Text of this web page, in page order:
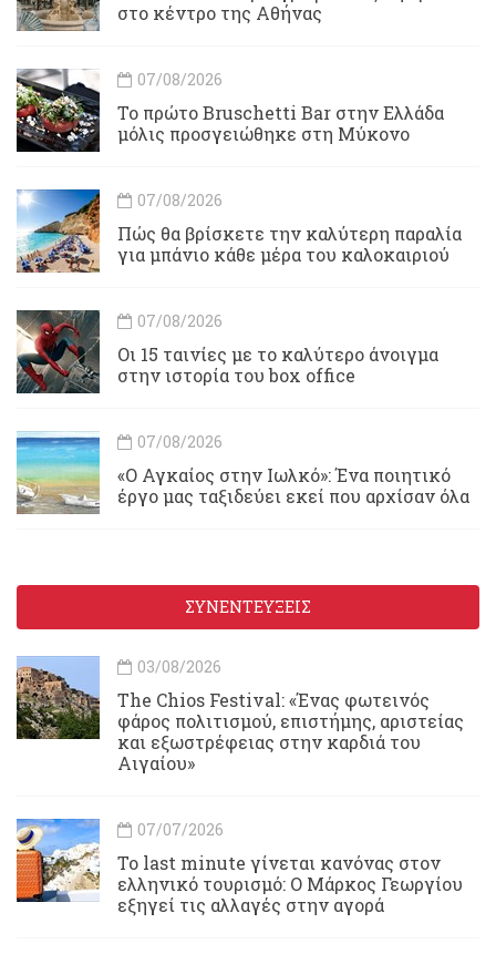
στο κέντρο της Αθήνας
07/08/2026
Το πρώτο Bruschetti Bar στην Ελλάδα
μόλις προσγειώθηκε στη Μύκονο
07/08/2026
Πώς θα βρίσκετε την καλύτερη παραλία
για μπάνιο κάθε μέρα του καλοκαιριού
07/08/2026
Οι 15 ταινίες με το καλύτερο άνοιγμα
στην ιστορία του box office
07/08/2026
«Ο Αγκαίος στην Ιωλκό»: Ένα ποιητικό
έργο μας ταξιδεύει εκεί που αρχίσαν όλα
ΣΥΝΕΝΤΕΥΞΕΙΣ
03/08/2026
Τhe Chios Festival: «Ένας φωτεινός
φάρος πολιτισμού, επιστήμης, αριστείας
και εξωστρέφειας στην καρδιά του
Αιγαίου»
07/07/2026
Το last minute γίνεται κανόνας στον
ελληνικό τουρισμό: Ο Μάρκος Γεωργίου
εξηγεί τις αλλαγές στην αγορά